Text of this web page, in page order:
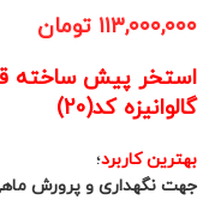
۱۱۳,۰۰۰,۰۰۰ تومان
گالوانیزه کد(20)
بهترین کاربرد؛
جهت نگهداری و پرورش